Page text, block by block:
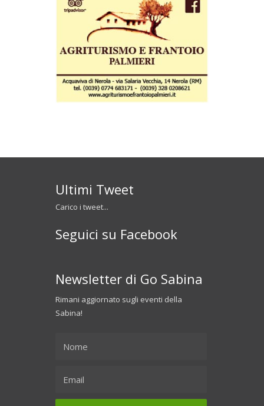
Ultimi Tweet
Carico i tweet...
Seguici su Facebook
Newsletter di Go Sabina
Rimani aggiornato sugli eventi della
Sabina!